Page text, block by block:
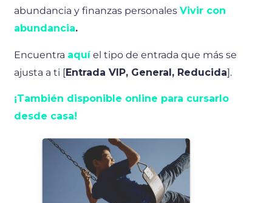
abundancia y finanzas personalesVivir con
abundancia.
Encuentra aquíel tipo de entrada que más se
ajusta a ti [Entrada VIP, General, Reducida].
¡También disponible online para cursarlo
desde casa!